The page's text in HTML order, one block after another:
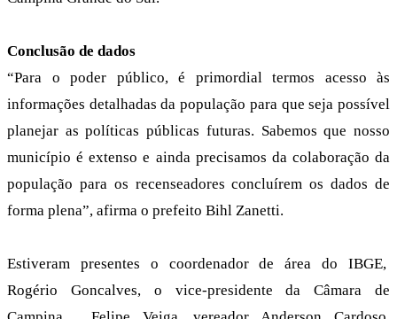
Conclusão de dados
“Para o poder público, é primordial termos acesso às
informações detalhadas da população para que seja possível
planejar as políticas públicas futuras. Sabemos que nosso
município é extenso e ainda precisamos da colaboração da
população para os recenseadores concluírem os dados de
forma plena”, afirma o prefeito Bihl Zanetti.
Estiveram presentes o coordenador de área do IBGE,
Rogério Goncalves, o vice-presidente da Câmara de